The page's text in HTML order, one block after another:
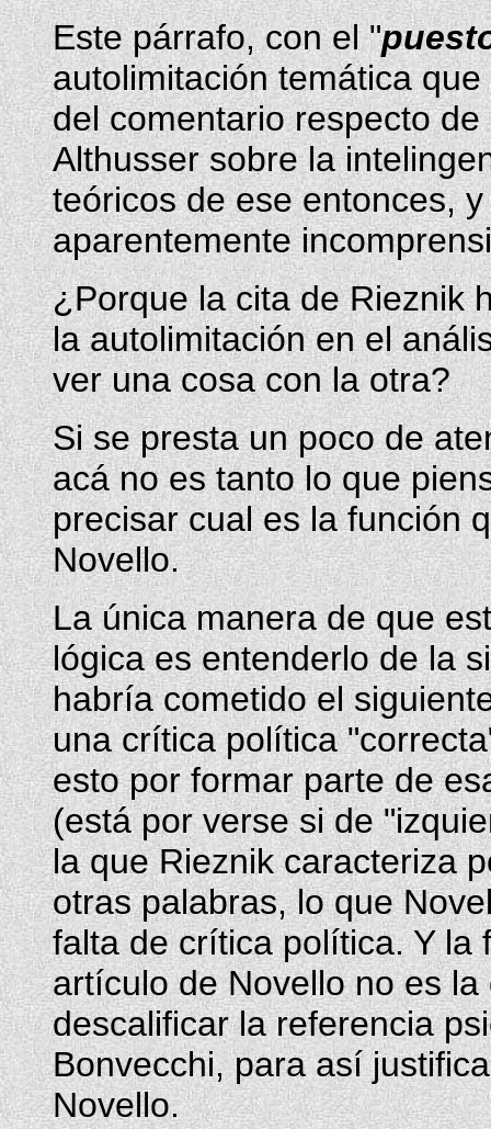
Este párrafo, con el "
autolimitación temática
del comentario respecto
Althusser sobre la
teóricos de ese entonces,
aparentemente
¿Porque la cita de Rieznik
la autolimitación en el
ver una cosa con la otra?
Si se presta un poco de
acá no es tanto lo que
precisar cual es la función
Novello.
La única manera de que
lógica es entenderlo de la
habría cometido el
una crítica política
esto por formar parte de
(está por verse si de
la que Rieznik caracteriza
otras palabras, lo que
falta de crítica política. Y la
artículo de Novello no es
descalificar la referencia
Bonvecchi, para así
Novello.